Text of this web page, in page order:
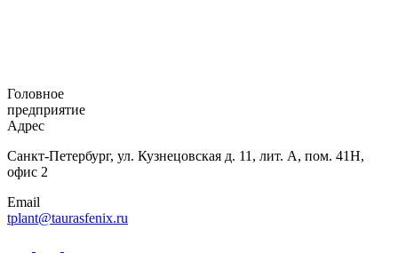
Головное
предприятие
Адрес
Санкт-Петербург, ул. Кузнецовская д. 11, лит. А, пом. 41Н,
офис 2
Email
tplant@taurasfenix.ru